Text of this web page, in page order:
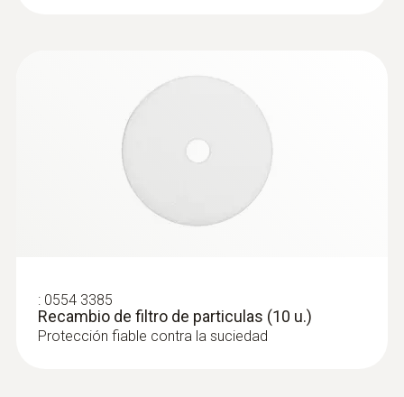
0633 3004 73
testo 300 Longlife - Analizador de
gases de combustión (O2, CO con
compensación de H2 hasta 8.000 ppm,
: 0554 3385
Recambio de filtro de particulas (10 u.)
Protección fiable contra la suciedad